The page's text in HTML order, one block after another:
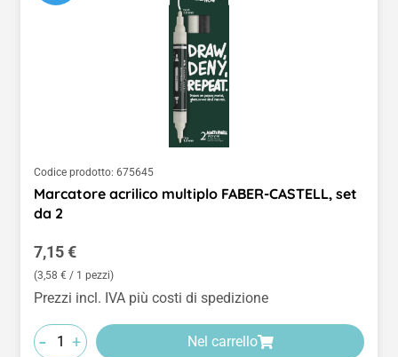
Codice prodotto: 675645
Marcatore acrilico multiplo FABER-CASTELL, set
da 2
Prezzo normale:
7,15 €
(3,58 € / 1 pezzi)
Prezzi incl. IVA più costi di spedizione
- + Nel carrello